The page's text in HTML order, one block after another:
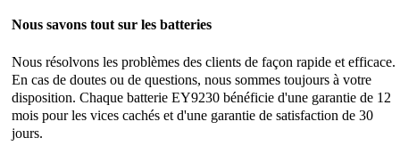
Nous savons tout sur les batteries
Nous résolvons les problèmes des clients de façon rapide et efficace.
En cas de doutes ou de questions, nous sommes toujours à votre
disposition. Chaque batterie EY9230 bénéficie d'une garantie de 12
mois pour les vices cachés et d'une garantie de satisfaction de 30
jours.